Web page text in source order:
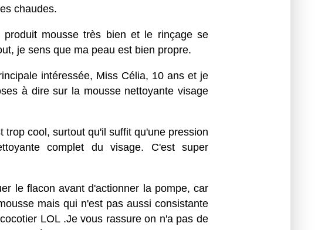
chaudes.
mousse très bien et le rinçage se
je sens que ma peau est bien propre.
intéressée, Miss Célia, 10 ans et je
à dire sur la mousse nettoyante visage
trop cool, surtout qu'il suffit qu'une pression
complet du visage. C'est super
le flacon avant d'actionner la pompe, car
mais qui n'est pas aussi consistante
LOL .Je vous rassure on n'a pas de